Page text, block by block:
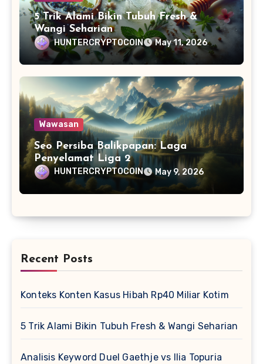
5 Trik Alami Bikin Tubuh Fresh &
Wangi Seharian
HUNTERCRYPTOCOIN May 11, 2026
Wawasan
Seo Persiba Balikpapan: Laga
Penyelamat Liga 2
HUNTERCRYPTOCOIN May 9, 2026
Recent Posts
Konteks Konten Kasus Hibah Rp40 Miliar Kotim
5 Trik Alami Bikin Tubuh Fresh & Wangi Seharian
Analisis Keyword Duel Gaethje vs Ilia Topuria